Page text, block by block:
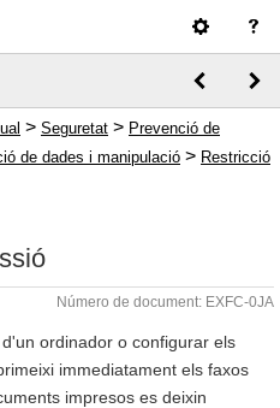
> Seguretat > Prevenció de
de dades i manipulació > Restricció
Número de document: EXFC-0JA
ordinador o configurar els
immediatament els faxos
impresos es deixin